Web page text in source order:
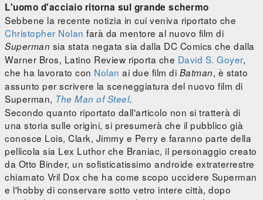
L'uomo d'acciaio ritorna sul grande schermo
Sebbene la recente notizia in cui veniva riportato che
Christopher Nolan farà da mentore al nuovo film di
Superman sia stata negata sia dalla DC Comics che dalla
Warner Bros, Latino Review riporta che David S. Goyer,
che ha lavorato con Nolan ai due film di Batman, è stato
assunto per scrivere la sceneggiatura del nuovo film di
Superman, The Man of Steel.
Secondo quanto riportato dall'articolo non si tratterà di
una storia sulle origini, si presumerà che il pubblico già
conosce Lois, Clark, Jimmy e Perry e faranno parte della
pellicola sia Lex Luthor che Braniac, il personaggio creato
da Otto Binder, un sofisticatissimo androide extraterrestre
chiamato Vril Dox che ha come scopo uccidere Superman
e l'hobby di conservare sotto vetro intere città, dopo